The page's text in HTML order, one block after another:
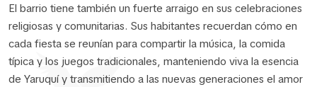
El barrio tiene también un fuerte arraigo en sus celebraciones
religiosas y comunitarias. Sus habitantes recuerdan cómo en
cada fiesta se reunían para compartir la música, la comida
típica y los juegos tradicionales, manteniendo viva la esencia
de Yaruquí y transmitiendo a las nuevas generaciones el amor